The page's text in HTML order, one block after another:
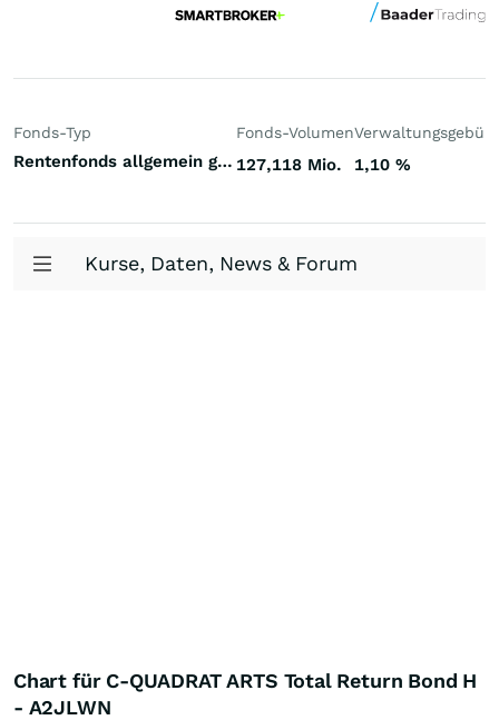
Fonds-Typ
Rentenfonds allgemein gemischte Laufzeiten Welt Euro
Fonds-Volumen
127,118 Mio. 1,10 %
Kurse, Daten, News & Forum
Chart für C-QUADRAT ARTS Total Return Bond H
- A2JLWN